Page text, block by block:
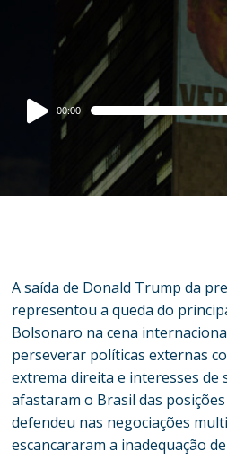
Audio
Player
00:00
A saída de Donald Trump da
representou a queda do
Bolsonaro na cena
perseverar políticas externas
extrema direita e interesses de
afastaram o Brasil das
defendeu nas negociações
escancararam a inadequação